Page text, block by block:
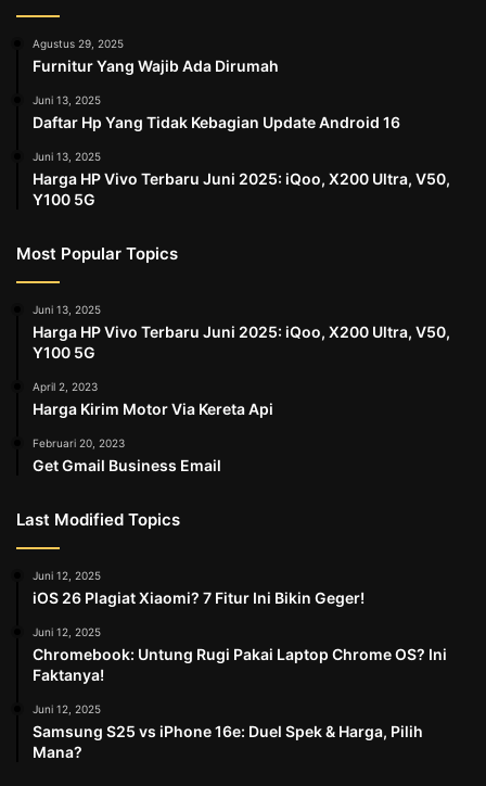
Agustus 29, 2025
Furnitur Yang Wajib Ada Dirumah
Juni 13, 2025
Daftar Hp Yang Tidak Kebagian Update Android 16
Juni 13, 2025
Harga HP Vivo Terbaru Juni 2025: iQoo, X200 Ultra, V50,
Y100 5G
Most Popular Topics
Juni 13, 2025
Harga HP Vivo Terbaru Juni 2025: iQoo, X200 Ultra, V50,
Y100 5G
April 2, 2023
Harga Kirim Motor Via Kereta Api
Februari 20, 2023
Get Gmail Business Email
Last Modified Topics
Juni 12, 2025
iOS 26 Plagiat Xiaomi? 7 Fitur Ini Bikin Geger!
Juni 12, 2025
Chromebook: Untung Rugi Pakai Laptop Chrome OS? Ini
Faktanya!
Juni 12, 2025
Samsung S25 vs iPhone 16e: Duel Spek & Harga, Pilih
Mana?